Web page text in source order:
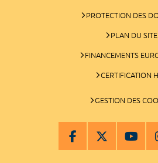
PROTECTION DES
PLAN DU SITE
FINANCEMENTS
CERTIFICATION
GESTION DES